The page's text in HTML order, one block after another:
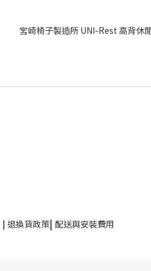
宮崎椅子製造所 UNI-Rest 高背休
| 退換貨政策| 配送與安裝費用